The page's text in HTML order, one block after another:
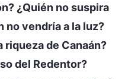
¿Quién no suspira
no vendría a la luz?
riqueza de Canaán?
del Redentor?